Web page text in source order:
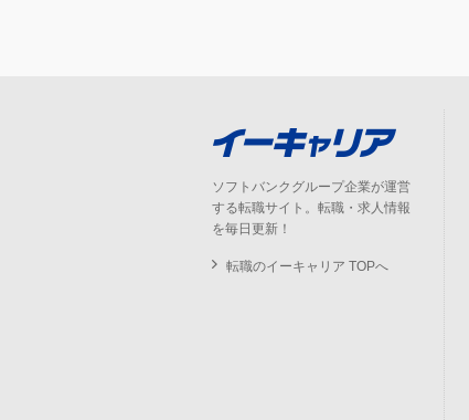
ソフトバンクグループ企業が運営
する転職サイト。転職・求人情報
を毎日更新！
転職のイーキャリア TOPへ